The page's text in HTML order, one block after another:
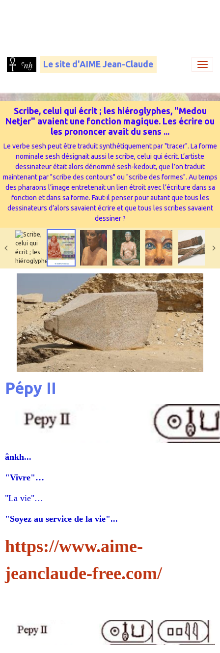
Le site d'AIME Jean-Claude
Scribe, celui qui écrit ; les hiéroglyphes, "Medou
Netjer" avaient une fonction magique. Les écrire ou
les prononcer avait du sens ...
Le verbe sesh peut être traduit synthétiquement par "tracer". La forme
nominale sesh désignait aussi le scribe, celui qui écrit. L’artiste
dessinateur était alors dénommé sesh-kedout, que l’on traduit
maintenant par "scribe des contours" ou "scribe des formes". Au temps
des pharaons l’image entretenait un lien étroit avec l’écriture dans sa
fonction et dans sa forme. Faut-il penser pour autant que tous les
dessinateurs d’alors savaient écrire et que tous les scribes savaient
dessiner ?
Pépy II
ânkh...
"Vivre"…
"La vie"…
"Soyez au service de la vie"...
https://www.aime-
jeanclaude-free.com/